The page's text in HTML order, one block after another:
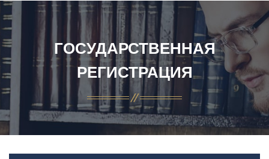
ГОСУДАРСТВЕННАЯ
РЕГИСТРАЦИЯ